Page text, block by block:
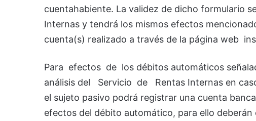
cuentahabiente. La validez de dicho formulario
Internas y tendrá los mismos efectos
cuenta(s) realizado a través de la página web
Para efectos de los débitos automáticos
análisis del Servicio de Rentas Internas en
el sujeto pasivo podrá registrar una cuenta
efectos del débito automático, para ello